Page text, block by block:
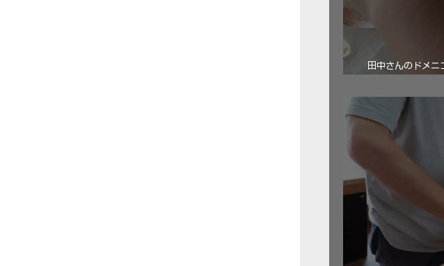
田中さんのドメ